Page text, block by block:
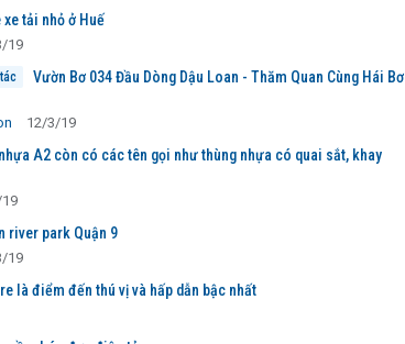
xe tải nhỏ ở Huế
19
Vườn Bơ 034 Đầu Dòng Dậu Loan - Thăm Quan Cùng Hái Bơ
12/3/19
A2 còn có các tên gọi như thùng nhựa có quai sắt, khay
river park Quận 9
19
là điểm đến thú vị và hấp dẫn bậc nhất